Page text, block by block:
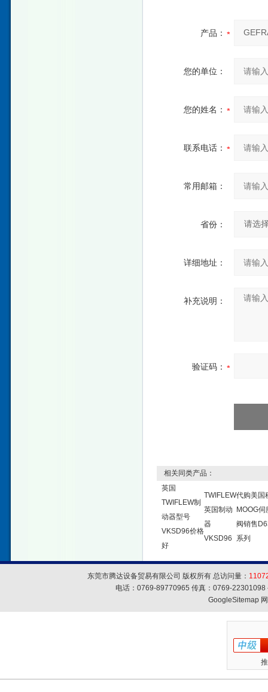
产品：
您的单位：
您的姓名：
联系电话：
常用邮箱：
省份：
详细地址：
补充说明：
验证码：
相关同类产品：
英国
TWIFLEW制
动器型号
VKSD96价格
好
TWIFLEW
英国制动
器
VKSD96
代购美国
MOOG伺
阀销售
系列
东莞市腾达设备贸易有限公司 版权所有 总访问量：
电话：0769-89770965 传真：0769-
GoogleSitemap网